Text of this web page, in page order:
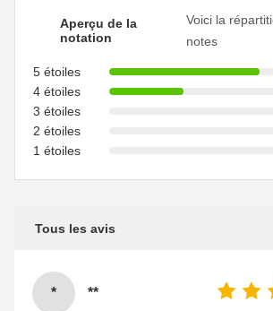
Aperçu de la
notation
Voici la
notes
5 étoiles
4 étoiles
3 étoiles
2 étoiles
1 étoiles
Tous les avis
* **